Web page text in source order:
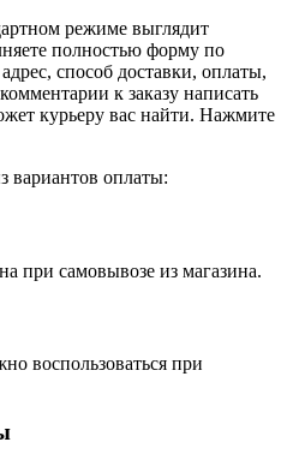
режиме выглядит
полностью форму по
способ доставки, оплаты,
к заказу написать
курьеру вас найти. Нажмите
вариантов оплаты:
при самовывозе из магазина.
воспользоваться при